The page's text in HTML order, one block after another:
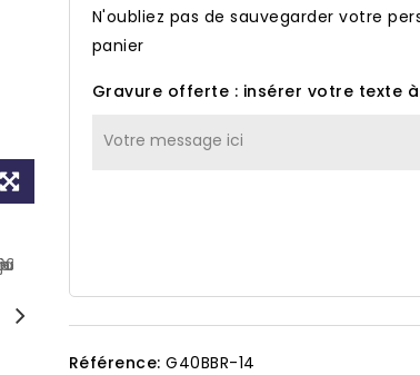
N'oubliez pas de sauvegarder votre
panier
Gravure offerte : insérer votre texte
Référence: G40BBR-14